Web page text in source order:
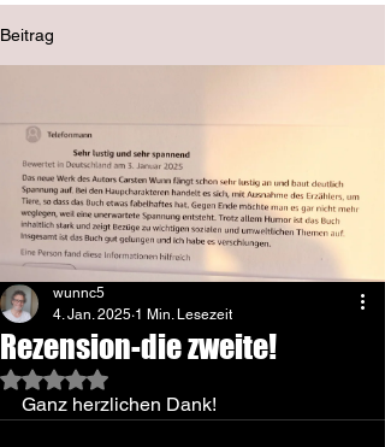
Beitrag
Rezension-die zweite!
wunnc5
4. Jan. 2025 1 Min. Lesezeit
Mit NaN von 5 Sternen bewertet.
Ganz herzlichen Dank!